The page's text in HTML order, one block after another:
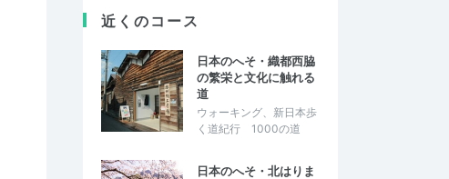
近くのコース
日本のへそ・織都西脇
の繁栄と文化に触れる
道
ウォーキング、新日本歩
く道紀行 1000の道
日本のへそ・北はりま